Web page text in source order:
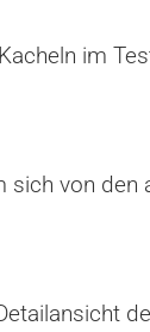
im
sich von den